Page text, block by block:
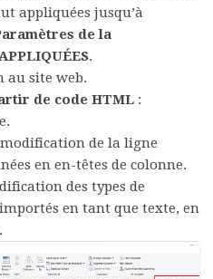
appliquées jusqu’à
de la
.
au site web.
de code HTML :
de la ligne
en en-têtes de colonne.
des types de
en tant que texte, en